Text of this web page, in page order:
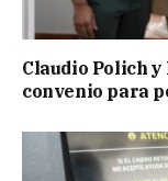
Claudio Polich
convenio para